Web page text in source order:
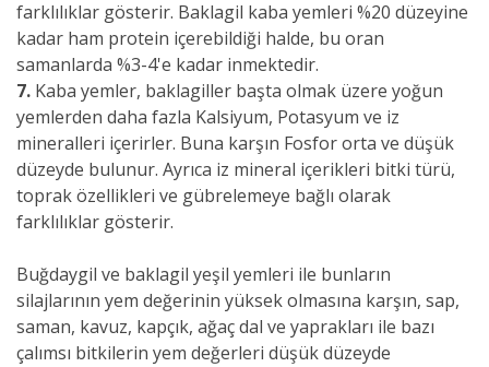
farklılıklar gösterir. Baklagil kaba yemleri %20 düzeyine
kadar ham protein içerebildiği halde, bu oran
samanlarda %3-4'e kadar inmektedir.
7. Kaba yemler, baklagiller başta olmak üzere yoğun
yemlerden daha fazla Kalsiyum, Potasyum ve iz
mineralleri içerirler. Buna karşın Fosfor orta ve düşük
düzeyde bulunur. Ayrıca iz mineral içerikleri bitki türü,
toprak özellikleri ve gübrelemeye bağlı olarak
farklılıklar gösterir.
Buğdaygil ve baklagil yeşil yemleri ile bunların
silajlarının yem değerinin yüksek olmasına karşın, sap,
saman, kavuz, kapçık, ağaç dal ve yaprakları ile bazı
çalımsı bitkilerin yem değerleri düşük düzeyde